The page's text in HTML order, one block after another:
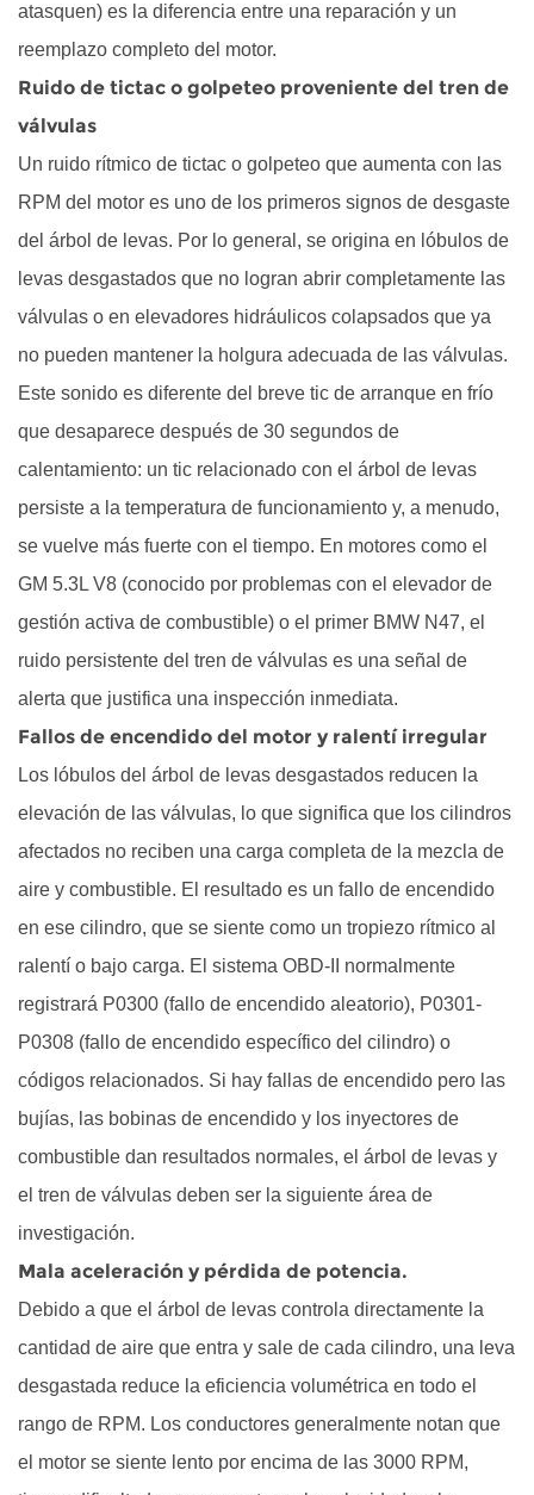
levas?
5.1
Aceite
de
bajo
o
degradado
5.2
Estiramiento
cadena
de
distribución
y
negligencia
sistema
VVT
5.3
Contaminación
después
de
una
reparación
6
clave
sobre
los
árboles
de
los
automóviles
atasquen) es la diferencia entre una reparación y un
reemplazo completo del motor.
Ruido de tictac o golpeteo proveniente del tren de
válvulas
Un ruido rítmico de tictac o golpeteo que aumenta con las
RPM del motor es uno de los primeros signos de desgaste
del árbol de levas. Por lo general, se origina en lóbulos de
levas desgastados que no logran abrir completamente las
válvulas o en elevadores hidráulicos colapsados ​​que ya
no pueden mantener la holgura adecuada de las válvulas.
Este sonido es diferente del breve tic de arranque en frío
que desaparece después de 30 segundos de
calentamiento: un tic relacionado con el árbol de levas
persiste a la temperatura de funcionamiento y, a menudo,
se vuelve más fuerte con el tiempo. En motores como el
GM 5.3L V8 (conocido por problemas con el elevador de
gestión activa de combustible) o el primer BMW N47, el
ruido persistente del tren de válvulas es una señal de
alerta que justifica una inspección inmediata.
Fallos de encendido del motor y ralentí irregular
Los lóbulos del árbol de levas desgastados reducen la
elevación de las válvulas, lo que significa que los cilindros
afectados no reciben una carga completa de la mezcla de
aire y combustible. El resultado es un fallo de encendido
en ese cilindro, que se siente como un tropiezo rítmico al
ralentí o bajo carga. El sistema OBD-II normalmente
registrará P0300 (fallo de encendido aleatorio), P0301-
P0308 (fallo de encendido específico del cilindro) o
códigos relacionados. Si hay fallas de encendido pero las
bujías, las bobinas de encendido y los inyectores de
combustible dan resultados normales, el árbol de levas y
el tren de válvulas deben ser la siguiente área de
investigación.
Mala aceleración y pérdida de potencia.
Debido a que el árbol de levas controla directamente la
cantidad de aire que entra y sale de cada cilindro, una leva
desgastada reduce la eficiencia volumétrica en todo el
rango de RPM. Los conductores generalmente notan que
el motor se siente lento por encima de las 3000 RPM,